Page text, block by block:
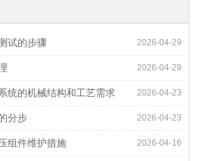
2026-04-29
试的步骤
2026-04-29
2026-04-23
统的机械结构和工艺需求
2026-04-23
分步
2026-04-16
组件维护措施